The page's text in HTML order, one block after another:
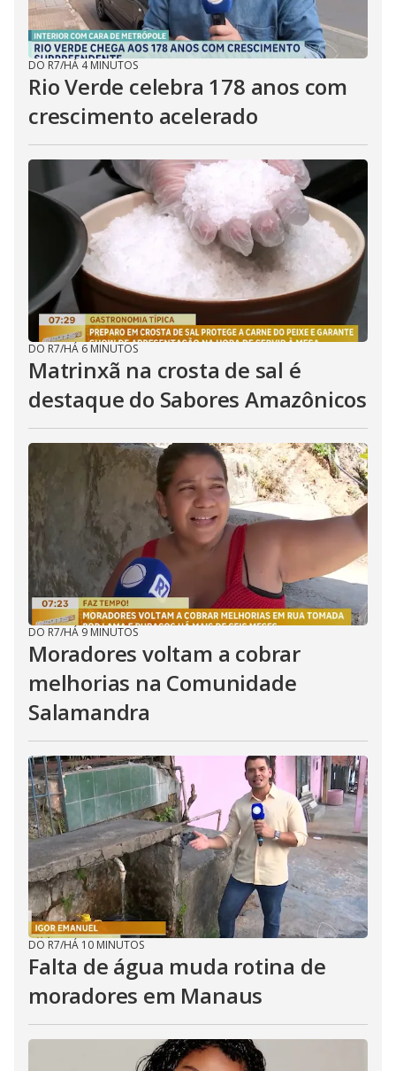
DO R7/HÁ 4 MINUTOS
Rio Verde celebra 178 anos com
crescimento acelerado
DO R7/HÁ 6 MINUTOS
Matrinxã na crosta de sal é
destaque do Sabores Amazônicos
DO R7/HÁ 9 MINUTOS
Moradores voltam a cobrar
melhorias na Comunidade
Salamandra
DO R7/HÁ 10 MINUTOS
Falta de água muda rotina de
moradores em Manaus